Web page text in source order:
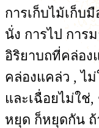
การเก็บไม้เก็บ
นั่ง การไป การ
อิริยาบถที่คล่อง
คล่องแคล่ว , ไ
และเฉื่อยไม่ใช่
หยุด ก็หยุดกัน